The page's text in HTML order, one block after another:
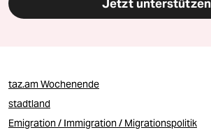
Jetzt unterstützen
taz.am Wochenende
stadtland
Emigration / Immigration / Migrationspolitik